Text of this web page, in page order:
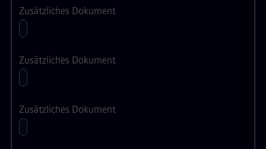
Zusätzliches Dokument
Zusätzliches Dokument
Zusätzliches Dokument